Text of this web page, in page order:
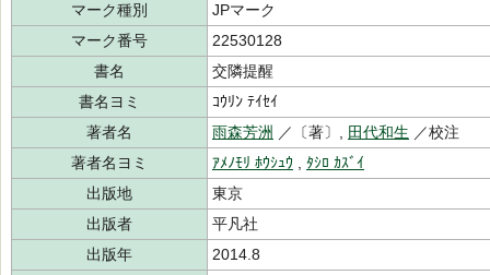
マーク種別
JPマーク
マーク番号
22530128
書名
交隣提醒
書名ヨミ
ｺｳﾘﾝ ﾃｲｾｲ
著者名
雨森芳洲 ／〔著〕, 田代和生 ／校注
著者名ヨミ
ｱﾒﾉﾓﾘ ﾎｳｼｭｳ
ﾀｼﾛ ｶｽﾞｲ
出版地
東京
出版者
平凡社
出版年
2014.8